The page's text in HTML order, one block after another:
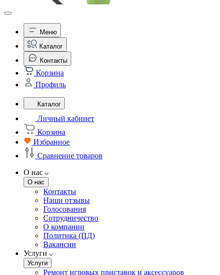
Меню
Каталог
Контакты
Корзина
Профиль
Каталог
Личный кабинет
Корзина
Избранное
Сравнение товаров
О нас
О нас
Контакты
Наши отзывы
Голосования
Сотрудничество
О компании
Политика (ПД)
Вакансии
Услуги
Услуги
Ремонт игровых приставок и аксессуаров